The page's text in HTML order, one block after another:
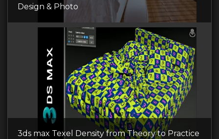
Design & Photo
3ds max Texel Density from Theory to Practice